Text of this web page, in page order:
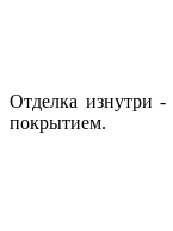
Отделка изнутри
покрытием.